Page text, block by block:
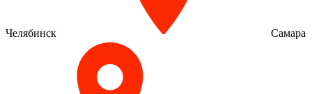
Челябинск Самара